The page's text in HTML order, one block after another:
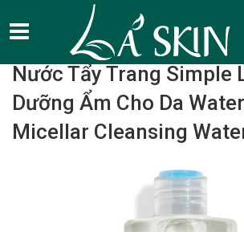
Home Chăm Sóc Da Mặt - Skincare/ Tẩy trang
Nước Tẩy Trang Simple
Dưỡng Ẩm Cho Da
Micellar Cleansing